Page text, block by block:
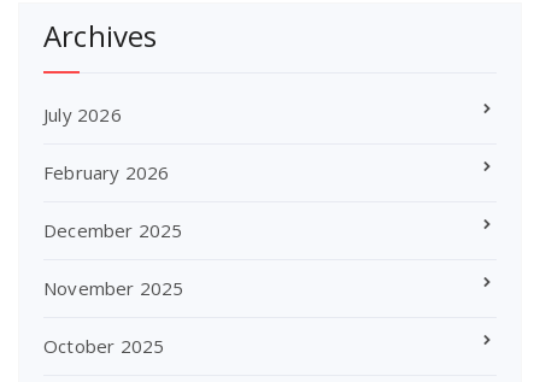
Archives
July 2026
February 2026
December 2025
November 2025
October 2025